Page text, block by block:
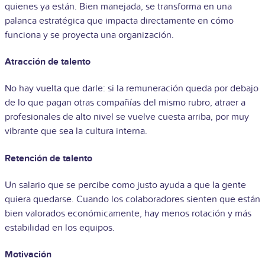
quienes ya están. Bien manejada, se transforma en una
palanca estratégica que impacta directamente en cómo
funciona y se proyecta una organización.
Atracción de talento
No hay vuelta que darle: si la remuneración queda por debajo
de lo que pagan otras compañías del mismo rubro, atraer a
profesionales de alto nivel se vuelve cuesta arriba, por muy
vibrante que sea la cultura interna.
Retención de talento
Un salario que se percibe como justo ayuda a que la gente
quiera quedarse. Cuando los colaboradores sienten que están
bien valorados económicamente, hay menos rotación y más
estabilidad en los equipos.
Motivación